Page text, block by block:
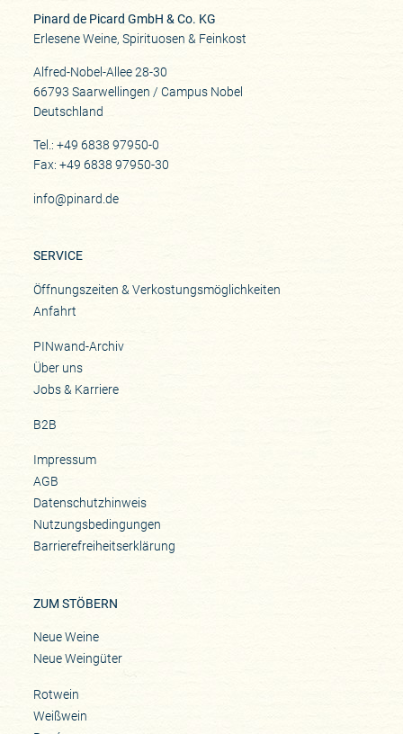
Pinard de Picard GmbH & Co. KG
Erlesene Weine, Spirituosen & Feinkost
Alfred-Nobel-Allee 28-30
66793 Saarwellingen / Campus Nobel
Deutschland
Tel.: +49 6838 97950-0
Fax: +49 6838 97950-30
info@pinard.de
SERVICE
Öffnungszeiten & Verkostungsmöglichkeiten
Anfahrt
PINwand-Archiv
Über uns
Jobs & Karriere
B2B
Impressum
AGB
Datenschutzhinweis
Nutzungsbedingungen
Barrierefreiheitserklärung
ZUM STÖBERN
Neue Weine
Neue Weingüter
Rotwein
Weißwein